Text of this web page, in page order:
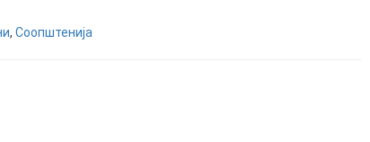
, Соопштенија